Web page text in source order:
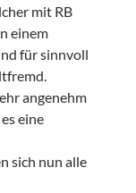
mit RB
einem
für sinnvoll
angenehm
eine
sich nun alle